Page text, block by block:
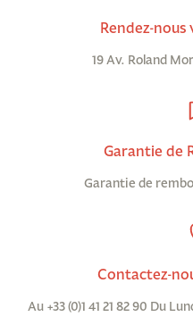
Rendez-
19 Av. Roland
Garantie de
Garantie de
Contactez-
Au +33 (0)1 41 21 82 90 Du